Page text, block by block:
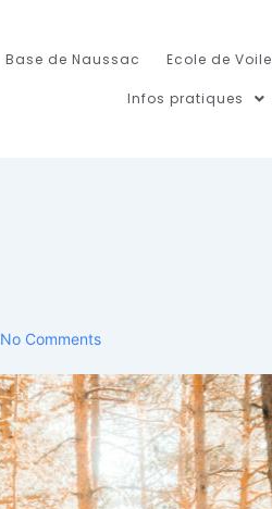
Base de Naussac Ecole de Voile
Infos pratiques
No Comments